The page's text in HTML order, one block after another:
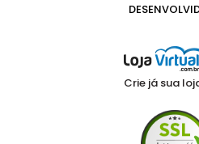
Crie já sua